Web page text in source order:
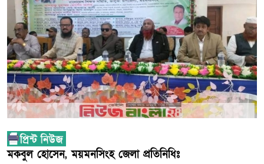
মকবুল হোসেন, ময়মনসিংহ জেলা প্রতিনিধিঃ